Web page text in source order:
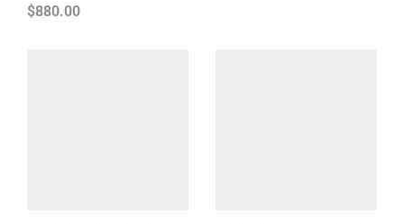
$880.00